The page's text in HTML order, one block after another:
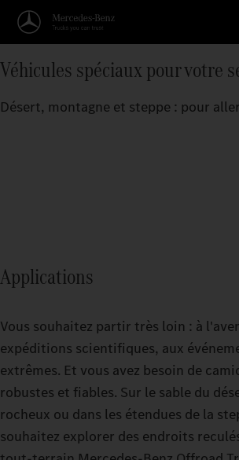
Véhicules spéciaux pour votre
Désert, montagne et steppe : pour
Applications
Vous souhaitez partir très loin : à
expéditions scientifiques, aux
extrêmes. Et vous avez besoin de
robustes et fiables. Sur le sable du
rocheux ou dans les étendues de la
souhaitez explorer des endroits